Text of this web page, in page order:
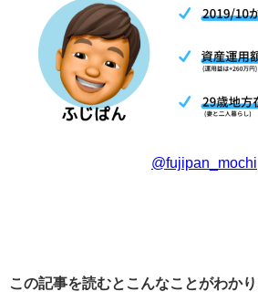
@fujipan_mochi
この記事を読むとこんなことがわか